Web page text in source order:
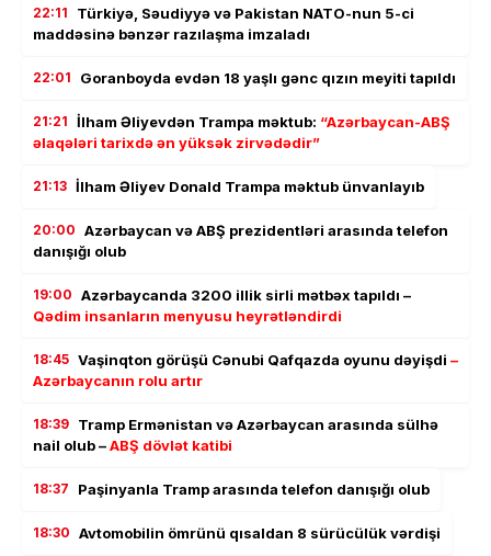
22:11
Türkiyə, Səudiyyə və Pakistan NATO-nun 5-ci
maddəsinə bənzər razılaşma imzaladı
22:01 Goranboyda evdən 18 yaşlı gənc qızın meyiti tapıldı
21:21 İlham Əliyevdən Trampa məktub: “Azərbaycan-ABŞ
əlaqələri tarixdə ən yüksək zirvədədir”
21:13 İlham Əliyev Donald Trampa məktub ünvanlayıb
20:00 Azərbaycan və ABŞ prezidentləri arasında telefon
danışığı olub
19:00 Azərbaycanda 3200 illik sirli mətbəx tapıldı –
Qədim insanların menyusu heyrətləndirdi
18:45 Vaşinqton görüşü Cənubi Qafqazda oyunu dəyişdi –
Azərbaycanın rolu artır
18:39 Tramp Ermənistan və Azərbaycan arasında sülhə
nail olub –ABŞ dövlət katibi
18:37 Paşinyanla Tramp arasında telefon danışığı olub
18:30 Avtomobilin ömrünü qısaldan 8 sürücülük vərdişi